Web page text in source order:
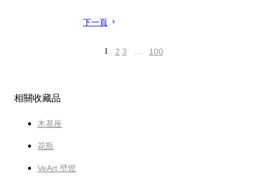
下一頁
1 2 3 … 100
相關收藏品
木基座
花瓶
VeArt 壁燈